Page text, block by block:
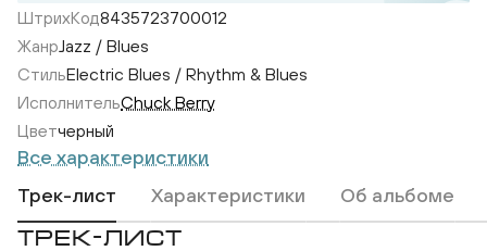
ШтрихКод8435723700012
ЖанрJazz / Blues
СтильElectric Blues / Rhythm & Blues
ИсполнительChuck Berry
Цветчерный
Все характеристики
Трек-лист
Характеристики Об альбоме
ТРЕК-ЛИСТ